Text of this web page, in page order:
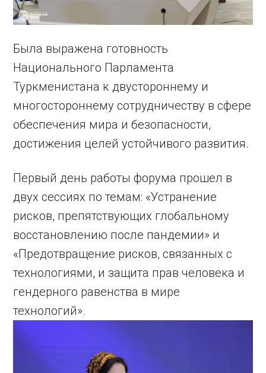
Была выражена готовность
Национального Парламента
Туркменистана к двустороннему и
многостороннему сотрудничеству в сфере
обеспечения мира и безопасности,
достижения целей устойчивого развития.
Первый день работы форума прошел в
двух сессиях по темам: «Устранение
рисков, препятствующих глобальному
восстановлению после пандемии» и
«Предотвращение рисков, связанных с
технологиями, и защита прав человека и
гендерного равенства в мире
технологий».